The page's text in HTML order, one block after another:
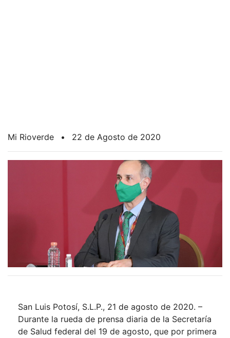
Mi Rioverde • 22 de Agosto de 2020
San Luis Potosí, S.L.P., 21 de agosto de 2020. –
Durante la rueda de prensa diaria de la Secretaría
de Salud federal del 19 de agosto, que por primera